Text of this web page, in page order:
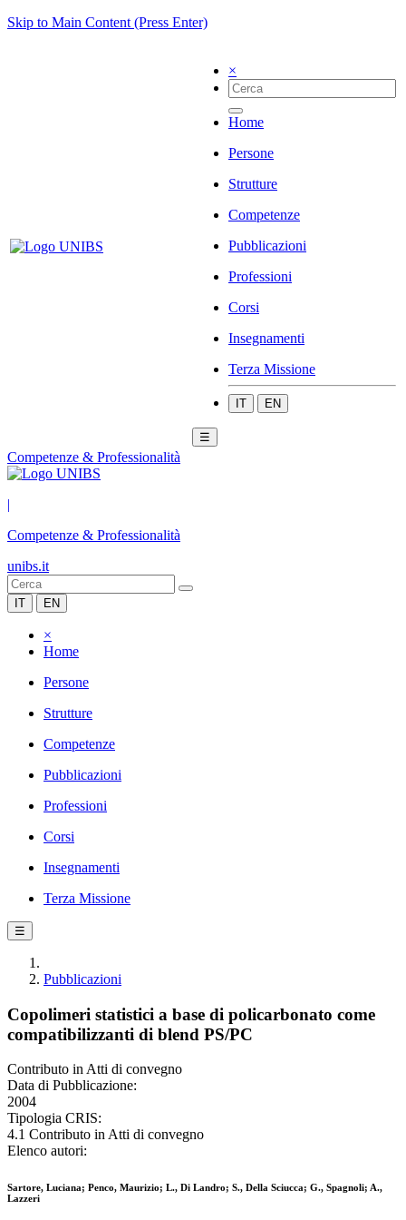
Skip to Main Content (Press Enter)
×
Home
Persone
Strutture
Competenze
Pubblicazioni
Professioni
Corsi
Insegnamenti
Terza Missione
IT EN
☰
Competenze & Professionalità
|
Competenze & Professionalità
unibs.it
IT EN
×
Home
Persone
Strutture
Competenze
Pubblicazioni
Professioni
Corsi
Insegnamenti
Terza Missione
☰
Pubblicazioni
Copolimeri statistici a base di policarbonato come
compatibilizzanti di blend PS/PC
Contributo in Atti di convegno
Data di Pubblicazione:
2004
Tipologia CRIS:
4.1 Contributo in Atti di convegno
Elenco autori:
Sartore, Luciana; Penco, Maurizio; L., Di Landro; S., Della Sciucca; G., Spagnoli; A.,
Lazzeri